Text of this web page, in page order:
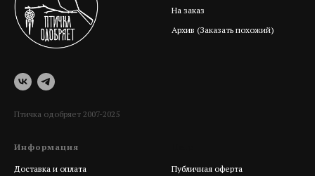
Птичка одобряет 2007-2025
На заказ
Архив (Заказать похожий)
Информация
Доставка и оплата
Публичная оферта